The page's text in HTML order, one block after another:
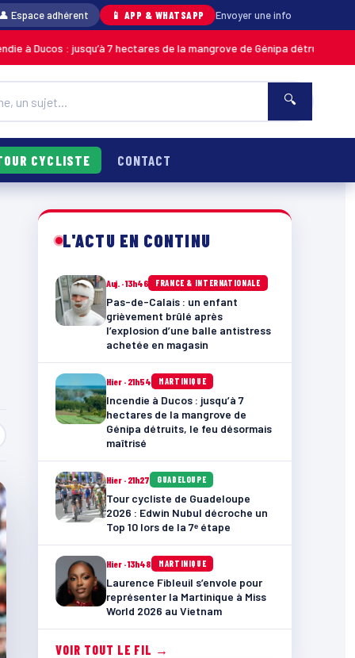
👤 Espace adhérent 📱 APP & WHATSAPP Envoyer une info
: jusqu’à 7 hectares de la mangrove de Génipa détruits, le feu
🔍
CYCLISTE CONTACT
L'ACTU EN CONTINU
Auj. · 13h46 FRANCE & INTERNATIONALE
Pas-de-Calais : un enfant
grièvement brûlé après
l’explosion d’une balle antistress
achetée en magasin
Hier · 21h54 MARTINIQUE
Incendie à Ducos : jusqu’à 7
hectares de la mangrove de
Génipa détruits, le feu désormais
maîtrisé
Hier · 21h27 GUADELOUPE
Tour cycliste de Guadeloupe
2026 : Edwin Nubul décroche un
Top 10 lors de la 7ᵉ étape
Hier · 13h48 MARTINIQUE
Laurence Fibleuil s’envole pour
représenter la Martinique à Miss
World 2026 au Vietnam
VOIR TOUT LE FIL →